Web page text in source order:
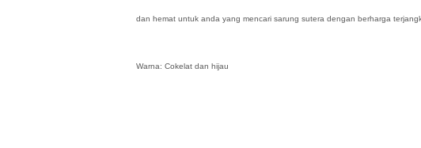
dan hemat untuk anda yang mencari sarung sutera dengan berharga
Warna: Cokelat dan hijau